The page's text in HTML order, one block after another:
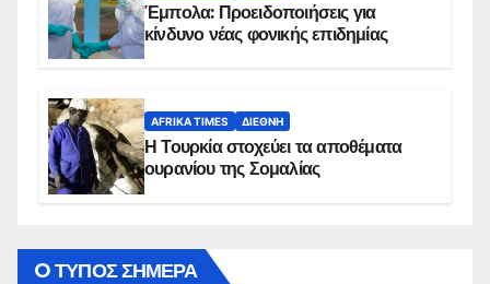
Έμπολα: Προειδοποιήσεις για
κίνδυνο νέας φονικής επιδημίας
AFRIKA TIMES ΔΙΕΘΝΉ
Η Τουρκία στοχεύει τα αποθέματα
ουρανίου της Σομαλίας
O ΤΥΠΟΣ ΣΗΜΕΡΑ